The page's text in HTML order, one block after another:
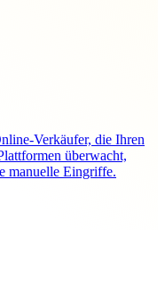
Verkäufer, die Ihren
überwacht,
manuelle Eingriffe.